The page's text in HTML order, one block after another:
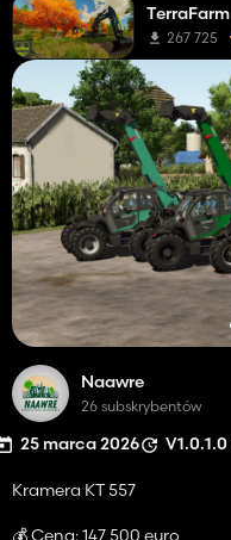
Naawre
26 subskrybentów
25 marca 2026 V1.0.1.0
Kramera KT 557
💰 Cena: 147 500 euro
TerraFarm
267 725